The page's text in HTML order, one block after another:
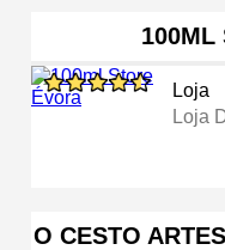
100ML
Loja
Loja
O CESTO